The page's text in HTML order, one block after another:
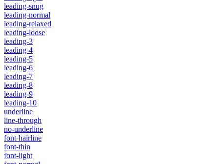
leading-snug
leading-normal
leading-relaxed
leading-loose
leading-3
leading-4
leading-5
leading-6
leading-7
leading-8
leading-9
leading-10
underline
line-through
no-underline
font-hairline
font-thin
font-light